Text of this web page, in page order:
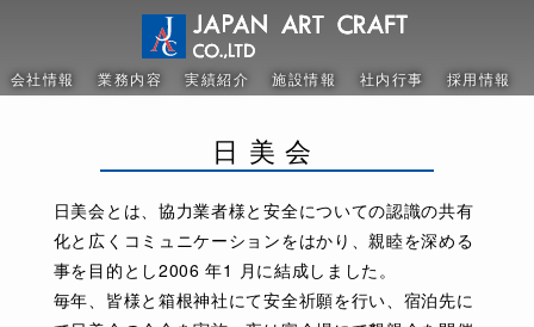
会社情報 業務内容 実績紹介 施設情報 社内行事 採用情報
日美会
日美会とは、協力業者様と安全についての認識の共有
化と広くコミュニケーションをはかり、親睦を深める
事を目的とし2006 年1 月に結成しました。
毎年、皆様と箱根神社にて安全祈願を行い、宿泊先に